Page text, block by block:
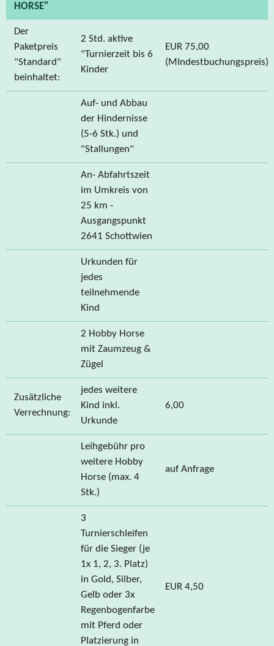
HORSE"
Der
Paketpreis
"Standard"
beinhaltet:
2 Std. aktive
"Turnierzeit bis 6
Kinder
EUR 75,00
(MIndestbuchungspreis)
Auf- und Abbau
der Hindernisse
(5-6 Stk.) und
"Stallungen"
An- Abfahrtszeit
im Umkreis von
25 km -
Ausgangspunkt
2641 Schottwien
Urkunden für
jedes
teilnehmende
Kind
2 Hobby Horse
mit Zaumzeug &
Zügel
Zusätzliche
Verrechnung:
jedes weitere
Kind inkl.
Urkunde
6,00
Leihgebühr pro
weitere Hobby
Horse (max. 4
Stk.)
auf Anfrage
3
Turnierschleifen
für die Sieger (je
1x 1, 2, 3. Platz)
in Gold, Silber,
Gelb oder 3x
Regenbogenfarbe
mit Pferd oder
Platzierung in
EUR 4,50